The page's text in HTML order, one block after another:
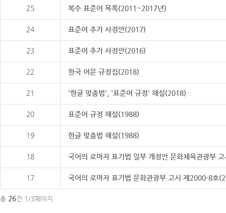
25 복수 표준어 목록(2011~2017년)
24 표준어 추가 사정안(2017)
23 표준어 추가 사정안(2016)
22 한국 어문 규정집(2018)
21 '한글 맞춤법', '표준어 규정' 해설(2018)
20 표준어 규정 해설(1988)
19 한글 맞춤법 해설(1988)
18 국어의 로마자 표기법 일부 개정안 문화체육관광부
17 국어의 로마자 표기법 문화관광부 고시 제2000-8호
총 26건 1/3페이지